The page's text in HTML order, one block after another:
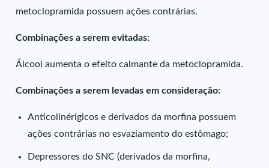
metoclopramida possuem ações contrárias.
Combinações a serem evitadas:
Álcool aumenta o efeito calmante da metoclopramida.
Combinações a serem levadas em consideração:
Anticolinérigicos e derivados da morfina possuem
ações contrárias no esvaziamento do estômago;
Depressores do SNC (derivados da morfina,